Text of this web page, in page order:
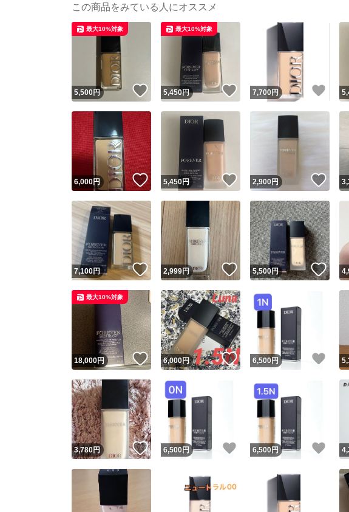
この商品をみている人にオススメ
5,500円 いいね！
最大10%対象
5,450円 いいね！
最大10%対象
7,700円 い
6,000円 いいね！
5,450円 いいね！
2,900円 い
7,100円 いいね！
2,999円 いいね！
5,500円 いい
18,000円 いいね！
最大10%対象
6,000円 いいね！
6,500円 い
3,780円 いいね！
6,500円 いいね！
6,500円 い